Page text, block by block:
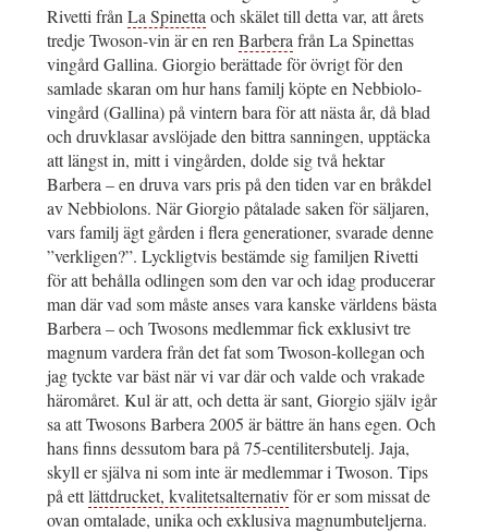
Rivetti från La Spinetta och skälet till detta var, att årets
tredje Twoson-vin är en ren Barbera från La Spinettas
vingård Gallina. Giorgio berättade för övrigt för den
samlade skaran om hur hans familj köpte en Nebbiolo-
vingård (Gallina) på vintern bara för att nästa år, då blad
och druvklasar avslöjade den bittra sanningen, upptäcka
att längst in, mitt i vingården, dolde sig två hektar
Barbera – en druva vars pris på den tiden var en bråkdel
av Nebbiolons. När Giorgio påtalade saken för säljaren,
vars familj ägt gården i flera generationer, svarade denne
”verkligen?”. Lyckligtvis bestämde sig familjen Rivetti
för att behålla odlingen som den var och idag producerar
man där vad som måste anses vara kanske världens bästa
Barbera – och Twosons medlemmar fick exklusivt tre
magnum vardera från det fat som Twoson-kollegan och
jag tyckte var bäst när vi var där och valde och vrakade
häromåret. Kul är att, och detta är sant, Giorgio själv igår
sa att Twosons Barbera 2005 är bättre än hans egen. Och
hans finns dessutom bara på 75-centilitersbutelj. Jaja,
skyll er själva ni som inte är medlemmar i Twoson. Tips
på ettlättdrucket, kvalitetsalternativför er som missat de
ovan omtalade, unika och exklusiva magnumbuteljerna.